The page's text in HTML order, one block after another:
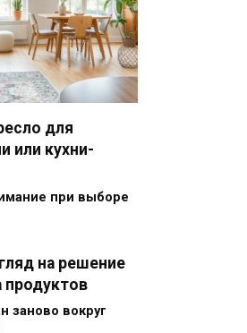
для
или кухни-
при выборе
на решение
продуктов
заново вокруг